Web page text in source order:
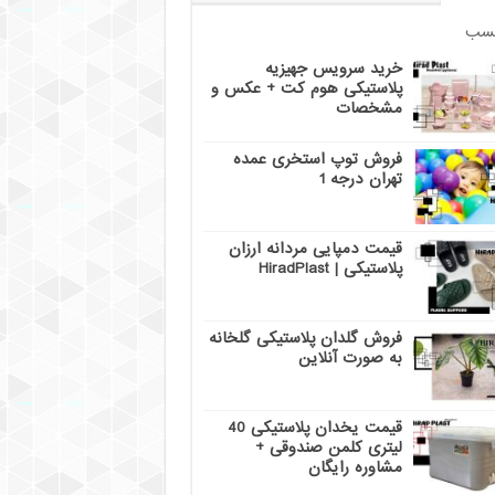
خرید سرویس جهیزیه
پلاستیکی هوم کت + عکس و
مشخصات
فروش توپ استخری عمده
تهران درجه 1
قیمت دمپایی مردانه ارزان
پلاستیکی | HiradPlast
فروش گلدان پلاستیکی گلخانه
به صورت آنلاین
قیمت یخدان پلاستیکی 40
لیتری کلمن صندوقی +
مشاوره رایگان